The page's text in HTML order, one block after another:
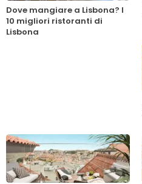
Dove mangiare a Lisbona? I
10 migliori ristoranti di
Lisbona